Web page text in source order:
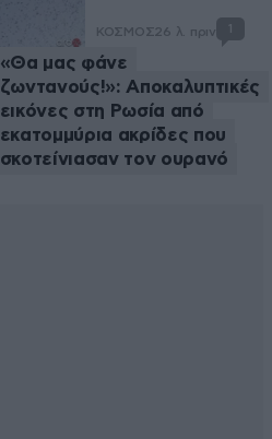
ΚΟΣΜΟΣ26 λ. πριν 1
«Θα μας φάνε
ζωντανούς!»: Αποκαλυπτικές
εικόνες στη Ρωσία από
εκατομμύρια ακρίδες που
σκοτείνιασαν τον ουρανό